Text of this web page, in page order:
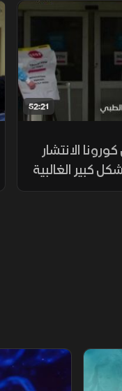
52:21
كورونا الانتشار
كبير الغالبية
خارج الصين،
حقيقة الخلايا